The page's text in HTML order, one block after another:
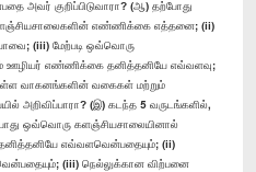
குறிப்பிடுவாரா? (ஆ) தற்போது
எண்ணிக்கை எத்தனை; (ii)
(iii) மேற்படி ஒவ்வொரு
ஊழியர் எண்ணிக்கை தனித்தனியே எவ்வளவு;
வாகனங்களின் வகைகள் மற்றும்
அறிவிப்பாரா? (இ) கடந்த 5 வருடங்களில்,
ஒவ்வொரு களஞ்சியசாலையினால்
எவ்வளவென்பதையும்; (ii)
(iii) நெல்லுக்கான விற்பனை